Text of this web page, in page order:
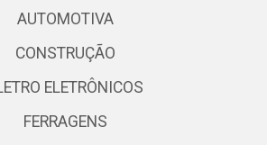
AUTOMOTIVA
CONSTRUÇÃO
ELETRÔNICOS
FERRAGENS